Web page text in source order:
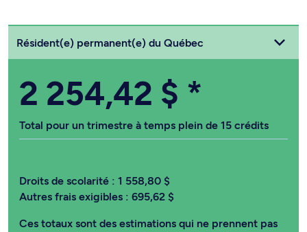
Choisissez votre statut
Résident(e) permanent(e) du Québec
2 254,42 $ *
Total pour un trimestre à temps plein de 15 crédits
Droits de scolarité : 1 558,80 $
Autres frais exigibles : 695,62 $
Ces totaux sont des estimations qui ne prennent pas